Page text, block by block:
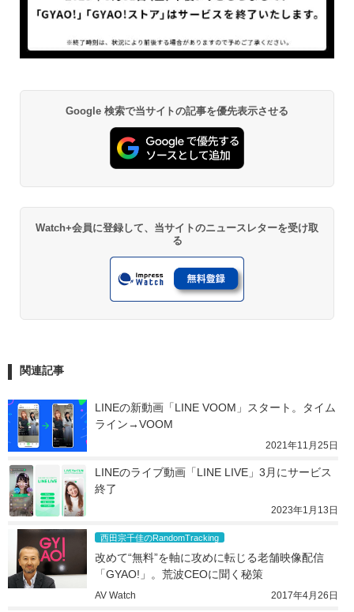
Google 検索で当サイトの記事を優先表示させる
Watch+会員に登録して、当サイトのニュースレターを受け取
る
関連記事
LINEの新動画「LINE VOOM」スタート。タイム
ライン→VOOM
2021年11月25日
LINEのライブ動画「LINE LIVE」3月にサービス
終了
2023年1月13日
西田宗千佳のRandomTracking
改めて“無料”を軸に攻めに転じる老舗映像配信
「GYAO!」。荒波CEOに聞く秘策
AV Watch 2017年4月26日